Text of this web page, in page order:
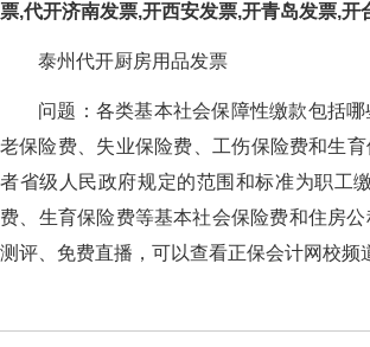
票,代开济南发票,开西安发票,开青岛发票,开
泰州代开厨房用品发票
问题：各类基本社会保障性缴款包括哪
老保险费、失业保险费、工伤保险费和
者省级人民政府规定的范围和标准为职工缴纳的
费、生育保险费等基本社会保险费和住房公积金
测评、免费直播，可以查看正保会计网校